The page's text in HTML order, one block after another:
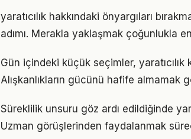
yaratıcılık hakkındaki önyargıları
adımı. Merakla yaklaşmak çoğunlukla
Gün içindeki küçük seçimler,
Alışkanlıkların gücünü hafife almamak
Süreklilik unsuru göz ardı edildiğinde
Uzman görüşlerinden faydalanmak